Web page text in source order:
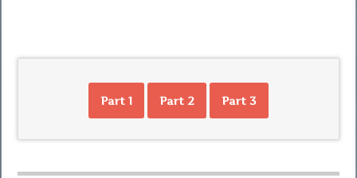
Part 1 Part 2 Part 3